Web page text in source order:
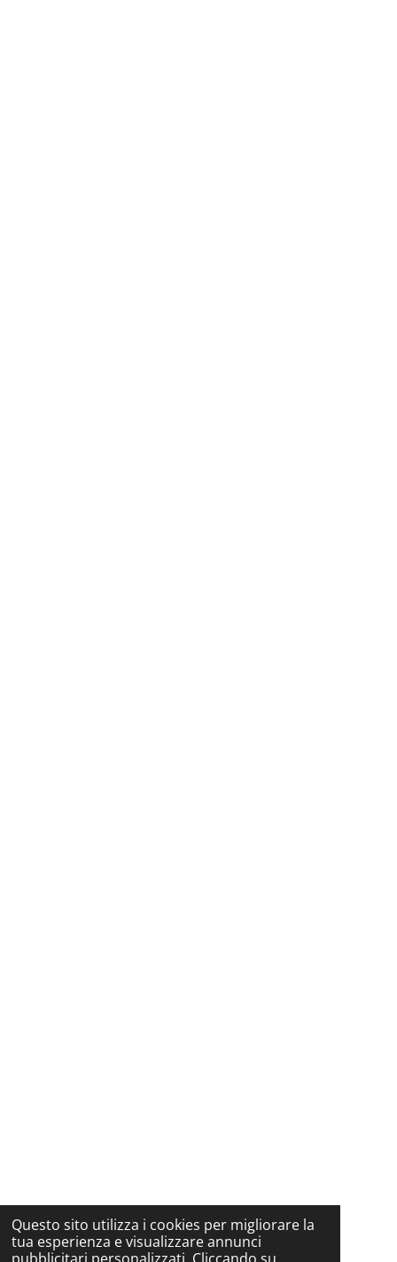
Questo sito utilizza i cookies per migliorare la
tua esperienza e visualizzare annunci